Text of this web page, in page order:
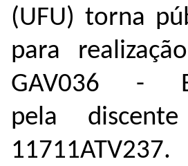
(UFU) torna
para
GAV036 -
pela
11711ATV237.